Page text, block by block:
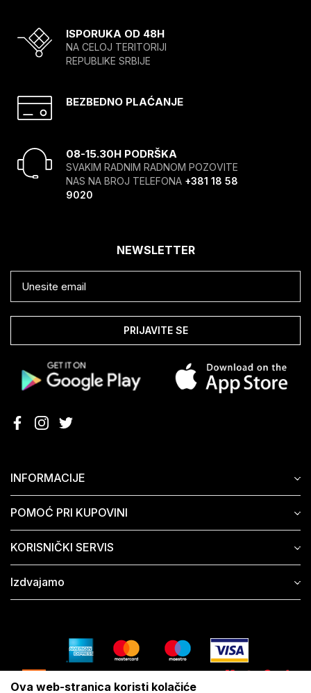
ISPORUKA OD 48H
NA CELOJ TERITORIJI
REPUBLIKE SRBIJE
BEZBEDNO PLAĆANJE
08-15.30H PODRŠKA
SVAKIM RADNIM RADNOM POZOVITE
NAS NA BROJ TELEFONA +381 18 58
9020
INFORMACIJE
POMOĆ PRI KUPOVINI
KORISNIČKI SERVIS
Izdvajamo
NEWSLETTER
PRIJAVITE SE
Ova web-stranica koristi kolačiće